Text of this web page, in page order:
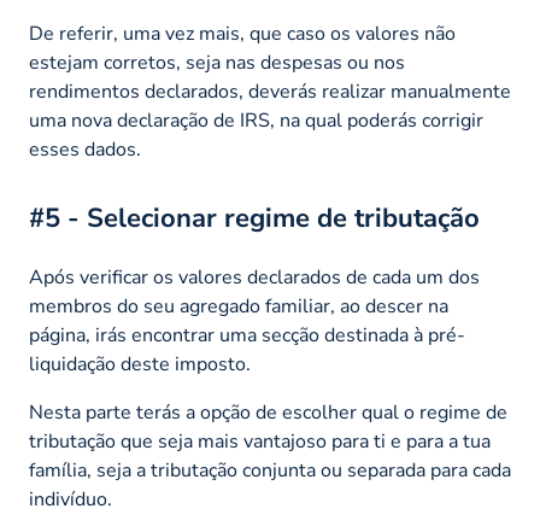
De referir, uma vez mais, que caso os valores não
estejam corretos, seja nas despesas ou nos
rendimentos declarados, deverás realizar manualmente
uma nova declaração de IRS, na qual poderás corrigir
esses dados.
#5 - Selecionar regime de tributação
Após verificar os valores declarados de cada um dos
membros do seu agregado familiar, ao descer na
página, irás encontrar uma secção destinada à pré-
liquidação deste imposto.
Nesta parte terás a opção de escolher qual o regime de
tributação que seja mais vantajoso para ti e para a tua
família, seja a tributação conjunta ou separada para cada
indivíduo.